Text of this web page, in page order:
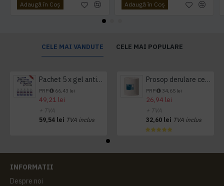
Adaugă în Coş Adaugă în Coş
CELE MAI VANDUTE CELE MAI POPULARE
Pachet 5 x gel antibacterian 50ml si 3 x Servetele antibacteriene 48 buc Hygienium
PRP 66,43 lei
49,21 lei
+ TVA
59,54 lei TVA inclus
Prosop derulare centrala 1 pliu, 300 m Tork
PRP 34,65 lei
26,94 lei
+ TVA
32,60 lei TVA inclus
INFORMATII
Despre noi